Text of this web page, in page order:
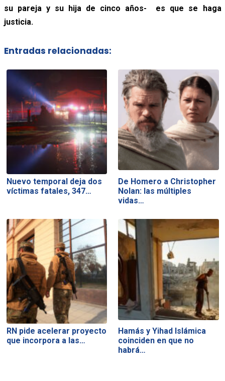
su pareja y su hija de cinco años- es que se haga
justicia.
Entradas relacionadas:
Nuevo temporal deja dos
víctimas fatales, 347…
De Homero a Christopher
Nolan: las múltiples
vidas…
RN pide acelerar proyecto
que incorpora a las…
Hamás y Yihad Islámica
coinciden en que no
habrá…